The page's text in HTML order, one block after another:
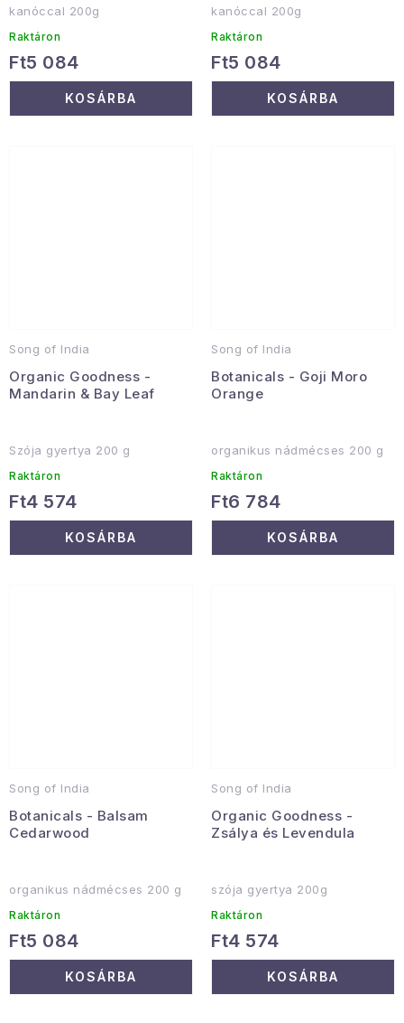
kanóccal 200g
Raktáron
Ft5 084
KOSÁRBA
kanóccal 200g
Raktáron
Ft5 084
KOSÁRBA
Song of India
Organic Goodness -
Mandarin & Bay Leaf
Szója gyertya 200 g
Raktáron
Ft4 574
KOSÁRBA
Song of India
Botanicals - Goji Moro
Orange
organikus nádmécses 200 g
Raktáron
Ft6 784
KOSÁRBA
Song of India
Botanicals - Balsam
Cedarwood
organikus nádmécses 200 g
Raktáron
Ft5 084
KOSÁRBA
Song of India
Organic Goodness -
Zsálya és Levendula
szója gyertya 200g
Raktáron
Ft4 574
KOSÁRBA